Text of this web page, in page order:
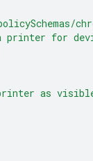
printer for
as visible